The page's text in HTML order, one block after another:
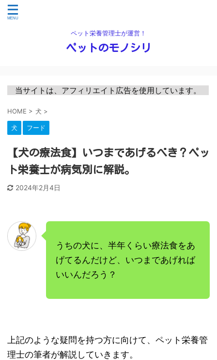
ペット栄養管理士が運営！
ペットのモノシリ
当サイトは、アフィリエイト広告を使用しています。
HOME > 犬 >
犬 フード
【犬の療法食】いつまであげるべき？ペッ
ト栄養士が病気別に解説。
2024年2月4日
うちの犬に、半年くらい療法食をあ
げてるんだけど、いつまであげれば
いいんだろう？
上記のような疑問を持つ方に向けて、ペット栄養管
理士の筆者が解説していきます。